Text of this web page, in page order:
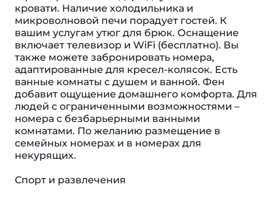
кровати. Наличие холодильника и
микроволновой печи порадует гостей. К
вашим услугам утюг для брюк. Оснащение
включает телевизор и WiFi (бесплатно). Вы
также можете забронировать номера,
адаптированные для кресел-колясок. Есть
ванные комнаты с душем и ванной. Фен
добавит ощущение домашнего комфорта. Для
людей с ограниченными возможностями –
номера с безбарьерными ванными
комнатами. По желанию размещение в
семейных номерах и в номерах для
некурящих.
Спорт и развлечения